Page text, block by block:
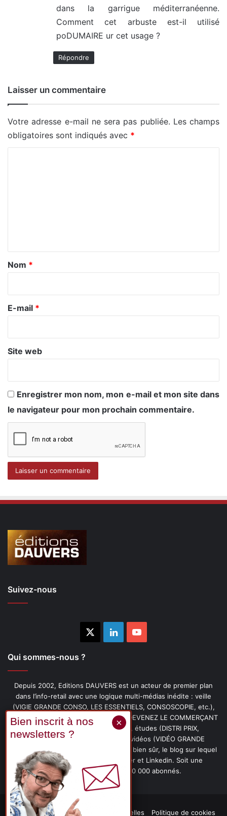
dans la garrigue méditerranéenne.
Comment cet arbuste est-il utilisé
poDUMAIRE ur cet usage ?
Répondre
Laisser un commentaire
Votre adresse e-mail ne sera pas publiée. Les champs
obligatoires sont indiqués avec *
a
e
Nom *
E-mail *
Site web
Enregistrer mon nom, mon e-mail et mon site dans
le navigateur pour mon prochain commentaire.
Suivez-nous
LinkedinYouTube
Qui sommes-nous ?
Depuis 2002, Editions DAUVERS est un acteur de premier plan
dans l’info-retail avec une logique multi-médias inédite : veille
(VIGIE GRANDE CONSO, LES ESSENTIELS, CONSOSCOPIE, etc.),
livres (PENSER-CLIENT, IMAGE-PRIX, DEVENEZ LE COMMERÇANT
PRÉFÉRÉ DE VOS CLIENTS, etc.), études (DISTRI PRIX,
PROMOFLASH, DRIVE INSIGHTS), vidéos (VIDÉO GRANDE
CONSO), podcasts (CAFÉ CONSO) et, bien sûr, le blog sur lequel
vous êtes, ainsi que les fils Twitter et Linkedin. Soit une
communauté de plus de 150 000 abonnés.
Mentions légales Données personnelles Politique de cookies